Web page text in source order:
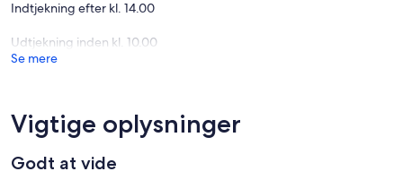
par.
Indtjekning efter kl. 14.00
Udtjekning inden kl. 10.00
Se mere
Vigtige oplysninger
Godt at vide